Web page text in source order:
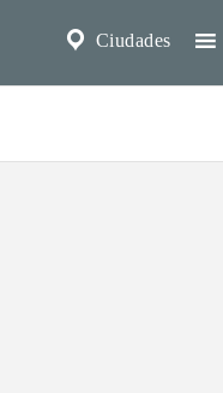
Ciudades